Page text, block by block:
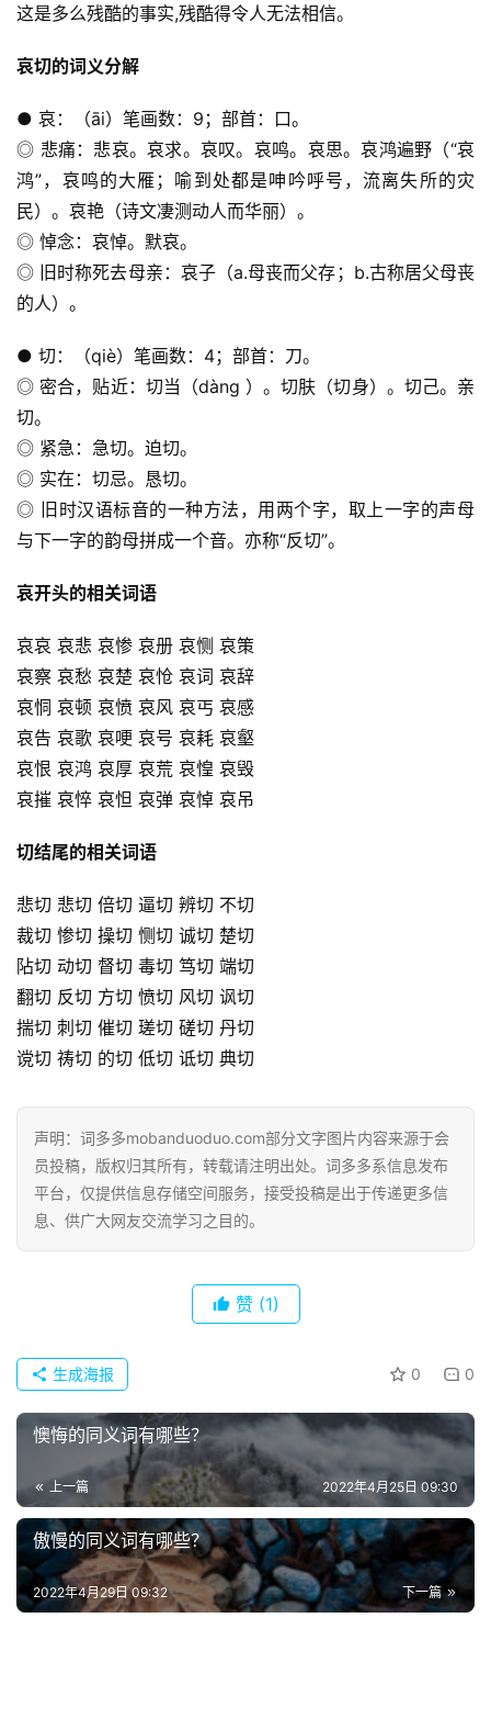
首
页
好
这是多么残酷的事实,残酷得令人无法相信。
哀切的词义分解
● 哀：（āi）笔画数：9；部首：口。
◎ 悲痛：悲哀。哀求。哀叹。哀鸣。哀思。哀鸿遍野（“哀
鸿”，哀鸣的大雁；喻到处都是呻吟呼号，流离失所的灾
民）。哀艳（诗文凄测动人而华丽）。
◎ 悼念：哀悼。默哀。
◎ 旧时称死去母亲：哀子（a.母丧而父存；b.古称居父母丧
的人）。
● 切：（qiè）笔画数：4；部首：刀。
◎ 密合，贴近：切当（dàng ）。切肤（切身）。切己。亲
切。
◎ 紧急：急切。迫切。
◎ 实在：切忌。恳切。
◎ 旧时汉语标音的一种方法，用两个字，取上一字的声母
与下一字的韵母拼成一个音。亦称“反切”。
哀开头的相关词语
哀哀 哀悲 哀惨 哀册 哀恻 哀策
哀察 哀愁 哀楚 哀怆 哀词 哀辞
哀恫 哀顿 哀愤 哀风 哀丐 哀感
哀告 哀歌 哀哽 哀号 哀耗 哀壑
哀恨 哀鸿 哀厚 哀荒 哀惶 哀毁
哀摧 哀悴 哀怛 哀弹 哀悼 哀吊
切结尾的相关词语
悲切 悲切 倍切 逼切 辨切 不切
裁切 惨切 操切 恻切 诚切 楚切
阽切 动切 督切 毒切 笃切 端切
翻切 反切 方切 愤切 风切 讽切
揣切 刺切 催切 瑳切 磋切 丹切
谠切 祷切 的切 低切 诋切 典切
声明：词多多mobanduoduo.com部分文字图片内容来源于会
员投稿，版权归其所有，转载请注明出处。词多多系信息发布
平台，仅提供信息存储空间服务，接受投稿是出于传递更多信
息、供广大网友交流学习之目的。
赞 (1)
0 0
生成海报
懊悔的同义词有哪些？
上一篇 2022年4月25日 09:30
傲慢的同义词有哪些？
下一篇
2022年4月29日 09:32